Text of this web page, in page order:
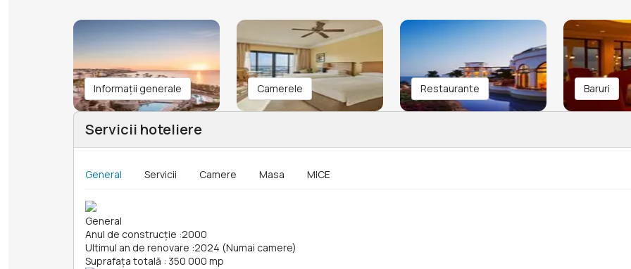
Informații generale Camerele Restaurante Baruri
Servicii hoteliere
General Servicii Camere Masa MICE
General
Anul de construcție :2000
Ultimul an de renovare :2024 (Numai camere)
Suprafața totală : 350 000 mp